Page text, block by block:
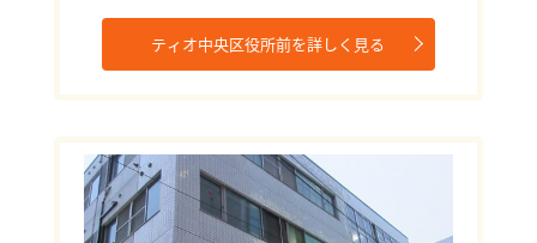
ティオ中央区役所前を詳しく見る